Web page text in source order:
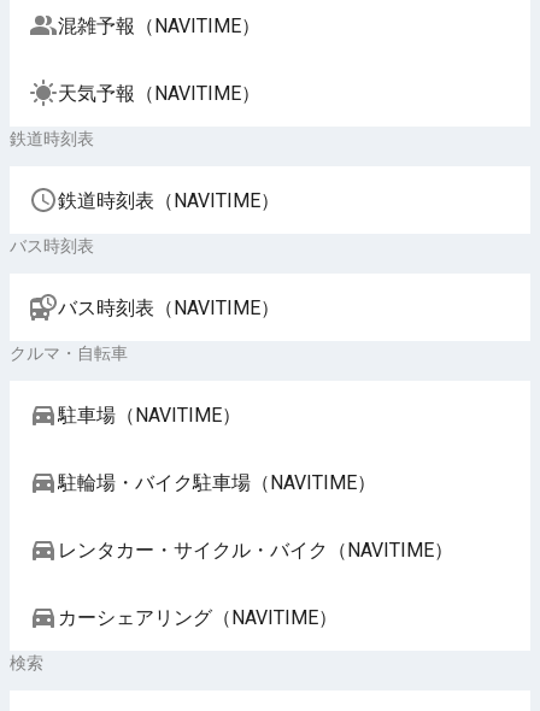
混雑予報（NAVITIME）
天気予報（NAVITIME）
鉄道時刻表
鉄道時刻表（NAVITIME）
バス時刻表
バス時刻表（NAVITIME）
クルマ・自転車
駐車場（NAVITIME）
駐輪場・バイク駐車場（NAVITIME）
レンタカー・サイクル・バイク（NAVITIME）
カーシェアリング（NAVITIME）
検索